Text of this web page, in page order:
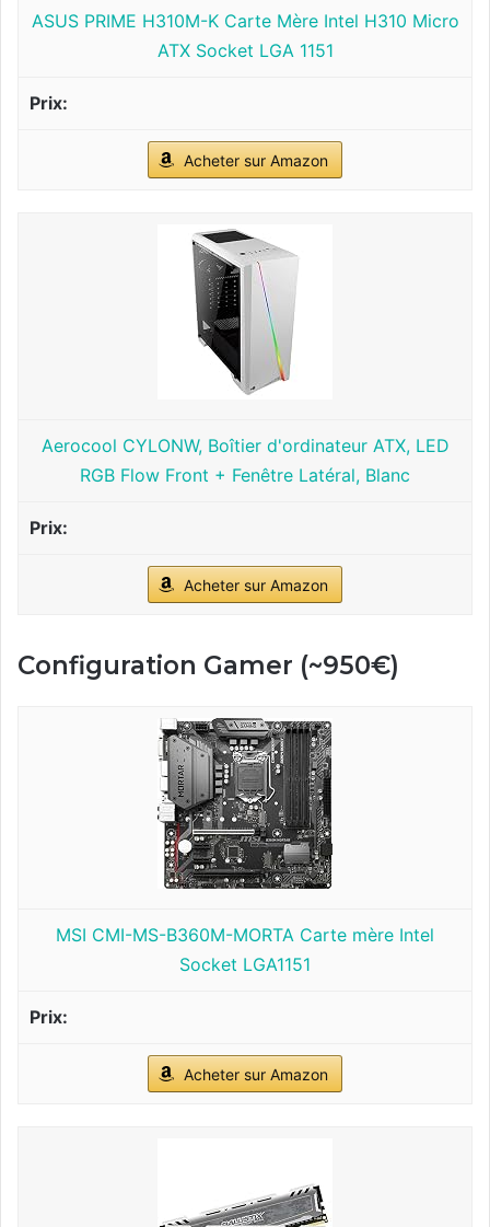
ASUS PRIME H310M-K Carte Mère Intel H310 Micro
ATX Socket LGA 1151
Acheter sur Amazon
Aerocool CYLONW, Boîtier d'ordinateur ATX, LED
RGB Flow Front + Fenêtre Latéral, Blanc
Acheter sur Amazon
Configuration Gamer (~950€)
MSI CMI-MS-B360M-MORTA Carte mère Intel
Socket LGA1151
Acheter sur Amazon